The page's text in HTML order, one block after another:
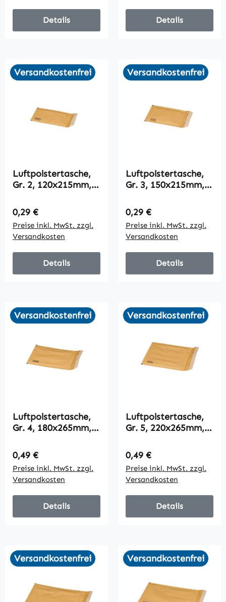
Details Details
Versandkostenfrei
Luftpolstertasche,
Gr. 2, 120x215mm,
Regulärer Preis:
0,29 €
Preise inkl. MwSt. zzgl.
Versandkosten
Details
Versandkostenfrei
Luftpolstertasche,
Gr. 3, 150x215mm,
Regulärer Preis:
0,29 €
Preise inkl. MwSt. zzgl.
Versandkosten
Details
Versandkostenfrei
Luftpolstertasche,
Gr. 4, 180x265mm,
Regulärer Preis:
0,49 €
Preise inkl. MwSt. zzgl.
Versandkosten
Details
Versandkostenfrei
Luftpolstertasche,
Gr. 5, 220x265mm,
Regulärer Preis:
0,49 €
Preise inkl. MwSt. zzgl.
Versandkosten
Details
Versandkostenfrei Versandkostenfrei